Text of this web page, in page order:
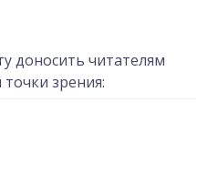
доносить читателям
зрения: